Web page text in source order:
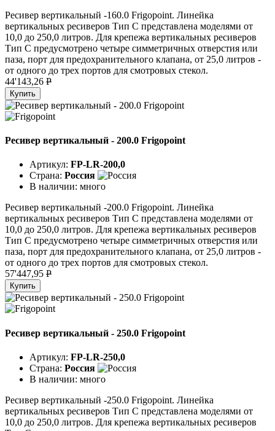
Ресивер вертикальный -160.0 Frigopoint. Линейка
вертикальных ресиверов Тип C представлена моделями от
10,0 до 250,0 литров. Для крепежа вертикальных ресиверов
Тип C предусмотрено четыре симметричных отверстия или
паза, порт для предохранительного клапана, от 25,0 литров -
от одного до трех портов для смотровых стекол.
44'143,26 P
Купить
Ресивер вертикальный - 200.0 Frigopoint
Артикул: FP-LR-200,0
Страна: Россия
В наличии: много
Ресивер вертикальный -200.0 Frigopoint. Линейка
вертикальных ресиверов Тип C представлена моделями от
10,0 до 250,0 литров. Для крепежа вертикальных ресиверов
Тип C предусмотрено четыре симметричных отверстия или
паза, порт для предохранительного клапана, от 25,0 литров -
от одного до трех портов для смотровых стекол.
57'447,95 P
Купить
Ресивер вертикальный - 250.0 Frigopoint
Артикул: FP-LR-250,0
Страна: Россия
В наличии: много
Ресивер вертикальный -250.0 Frigopoint. Линейка
вертикальных ресиверов Тип C представлена моделями от
10,0 до 250,0 литров. Для крепежа вертикальных ресиверов